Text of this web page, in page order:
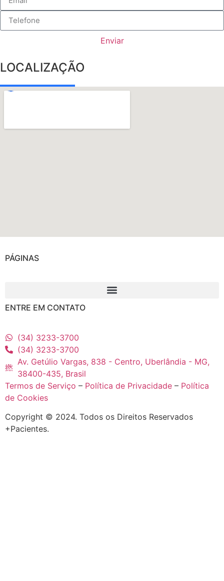
Enviar
LOCALIZAÇÃO
PÁGINAS
ENTRE EM CONTATO
(34) 3233-3700
(34) 3233-3700
Av. Getúlio Vargas, 838 - Centro, Uberlândia - MG,
38400-435, Brasil
Termos de Serviço – Política de Privacidade – Política
de Cookies
Copyright © 2024. Todos os Direitos Reservados
+Pacientes.